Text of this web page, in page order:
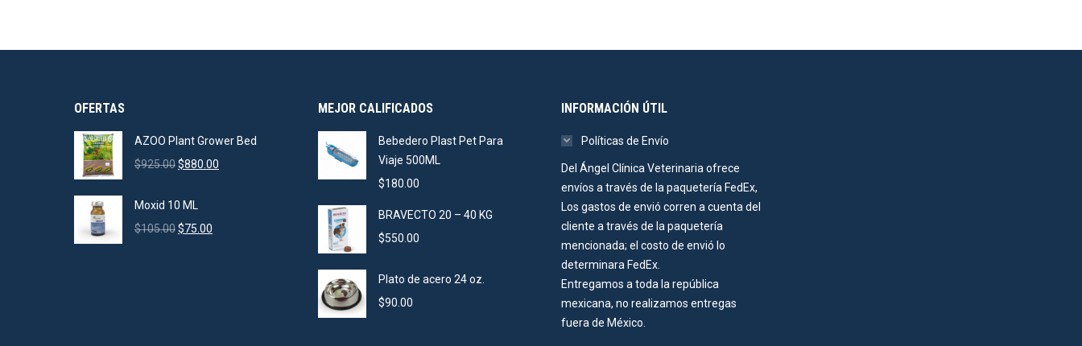
OFERTAS
AZOO Plant Grower Bed
$925.00Original
was:
$925.00.
$880.00
Moxid 10 ML
$105.00Original
$75.00
MEJOR CALIFICADOS
Bebedero Plast Pet Para
Viaje 500ML
$180.00
BRAVECTO 20 – 40 KG
$550.00
Plato de acero 24 oz.
$90.00
INFORMACIÓN ÚTIL
Políticas de Envío
Del Ángel Clínica Veterinaria ofrece
envíos a través de la paquetería FedEx,
Los gastos de envió corren a cuenta del
cliente a través de la paquetería
mencionada; el costo de envió lo
determinara FedEx.
Entregamos a toda la república
mexicana, no realizamos entregas
fuera de México.